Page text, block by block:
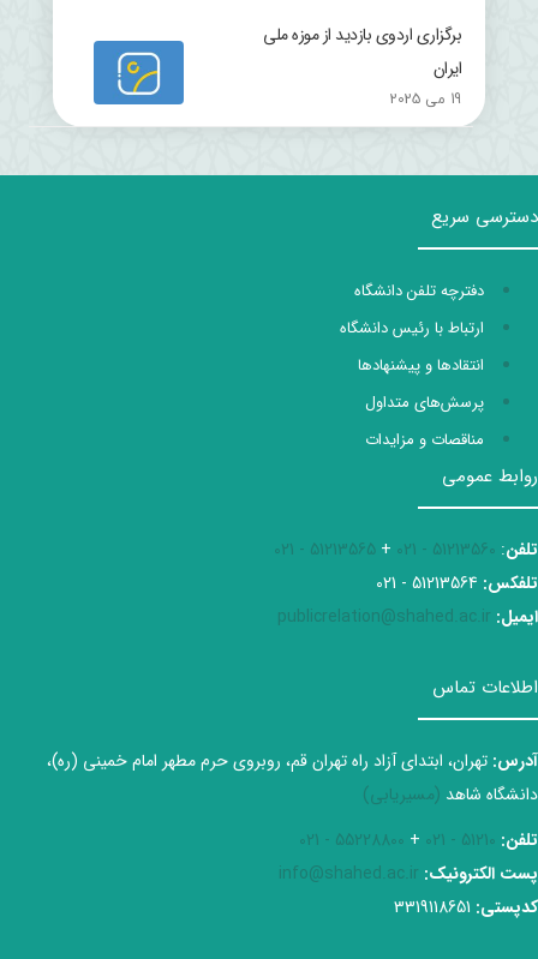
برگزاری اردوی بازدید از موزه ملی
ایران
19 می 2025
دسترسی سریع
دفترچه تلفن دانشگاه
ارتباط با رئیس دانشگاه
انتقادها و پیشنهادها
پرسش‌های متداول
مناقصات و مزایدات
روابط عمومی
تلفن:
51213560 - 021
+
51213565 - 021
تلفکس:
ایمیل: publicrelation@shahed.ac.ir
اطلاعات تماس
آدرس: تهران، ابتدای آزاد راه تهران قم، روبروی حرم مطهر امام خمینی (ره)،
دانشگاه شاهد (مسیریابی)
تلفن: 51210 - 021
+
55228800 - 021
پست الکترونیک: info@shahed.ac.ir
کدپستی: